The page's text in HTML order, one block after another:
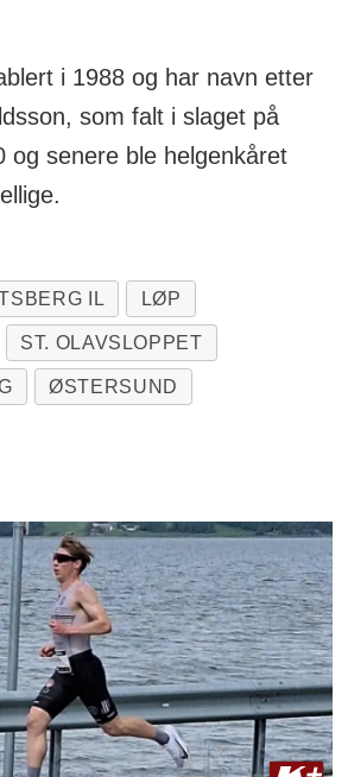
i 1988 og har navn etter
som falt i slaget på
og senere ble helgenkåret
IL LØP
ST. OLAVSLOPPET
ØSTERSUND